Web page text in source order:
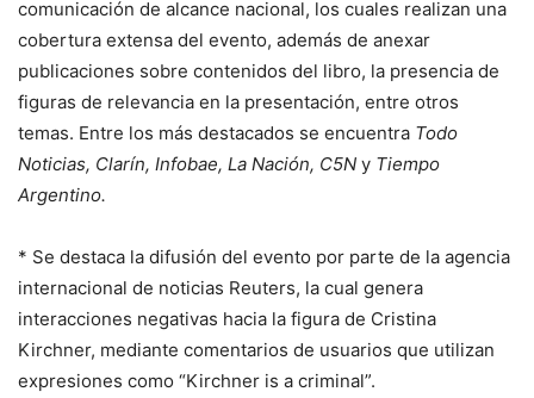
comunicación de alcance nacional, los cuales realizan una
cobertura extensa del evento, además de anexar
publicaciones sobre contenidos del libro, la presencia de
figuras de relevancia en la presentación, entre otros
temas. Entre los más destacados se encuentra Todo
Noticias, Clarín, Infobae, La Nación, C5N y Tiempo
Argentino.
* Se destaca la difusión del evento por parte de la agencia
internacional de noticias Reuters, la cual genera
interacciones negativas hacia la figura de Cristina
Kirchner, mediante comentarios de usuarios que utilizan
expresiones como “Kirchner is a criminal”.